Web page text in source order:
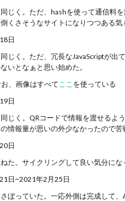
じく。ただ、hashを使って通信料
くさそうなサイトになりつつある気
日
じく。ただ、冗長なJavaScriptが出
いとなぁと思い始めた。
、画像はすべて ここ を使っている
日
じく。QRコードで情報を渡せるよ
情報量が思いの外少なかったので苦
日
た。サイクリングして良い気分にな
日~2021年2月25日
ぼっていた。一応外側は完成して、